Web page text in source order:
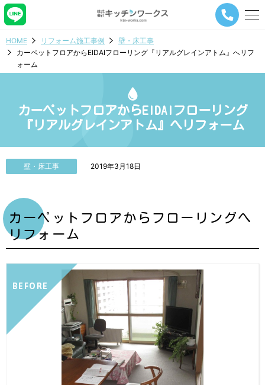
メ
ー
ビ
タ
HOME リフォーム施工事例
壁・床工事
カーペットフロアからEIDAIフローリング『リアルグレインアトム』へリフ
ォーム
カーペットフロアからEIDAIフローリング
『リアルグレインアトム』へリフォーム
壁・床工事 2019年3月18日
カーペットフロアからフローリングへ
リフォーム
BEFORE